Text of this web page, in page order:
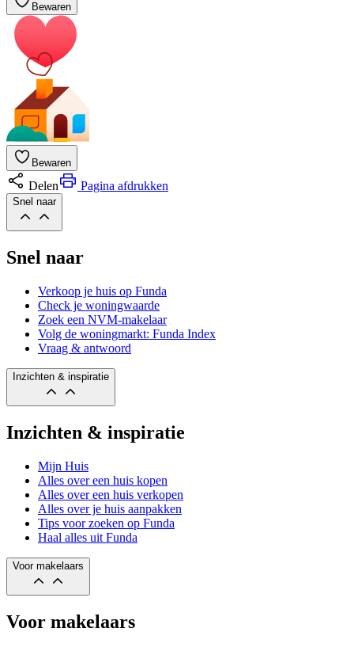
Bewaren
Bewaren
Delen Pagina afdrukken
Snel naar
Snel naar
Verkoop je huis op Funda
Check je woningwaarde
Zoek een NVM-makelaar
Volg de woningmarkt: Funda Index
Vraag & antwoord
Inzichten & inspiratie
Inzichten & inspiratie
Mijn Huis
Alles over een huis kopen
Alles over een huis verkopen
Alles over je huis aanpakken
Tips voor zoeken op Funda
Haal alles uit Funda
Voor makelaars
Voor makelaars